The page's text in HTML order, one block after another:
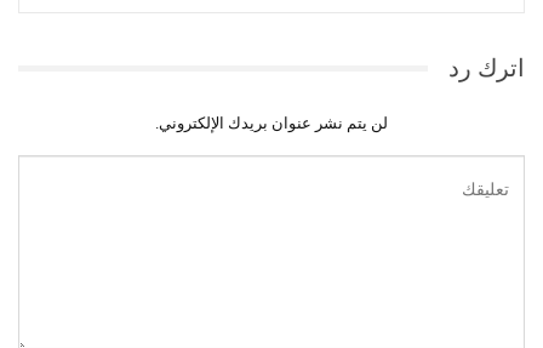
اترك رد
لن يتم نشر عنوان بريدك الإلكتروني.